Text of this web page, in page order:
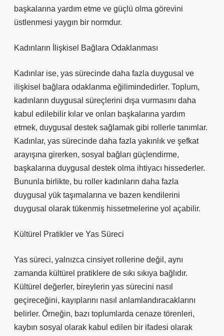
başkalarına yardım etme ve güçlü olma görevini
üstlenmesi yaygın bir normdur.
Kadınların İlişkisel Bağlara Odaklanması
Kadınlar ise, yas sürecinde daha fazla duygusal ve
ilişkisel bağlara odaklanma eğilimindedirler. Toplum,
kadınların duygusal süreçlerini dışa vurmasını daha
kabul edilebilir kılar ve onları başkalarına yardım
etmek, duygusal destek sağlamak gibi rollerle tanımlar.
Kadınlar, yas sürecinde daha fazla yakınlık ve şefkat
arayışına girerken, sosyal bağları güçlendirme,
başkalarına duygusal destek olma ihtiyacı hissederler.
Bununla birlikte, bu roller kadınların daha fazla
duygusal yük taşımalarına ve bazen kendilerini
duygusal olarak tükenmiş hissetmelerine yol açabilir.
Kültürel Pratikler ve Yas Süreci
Yas süreci, yalnızca cinsiyet rollerine değil, aynı
zamanda kültürel pratiklere de sıkı sıkıya bağlıdır.
Kültürel değerler, bireylerin yas sürecini nasıl
geçireceğini, kayıplarını nasıl anlamlandıracaklarını
belirler. Örneğin, bazı toplumlarda cenaze törenleri,
kaybın sosyal olarak kabul edilen bir ifadesi olarak